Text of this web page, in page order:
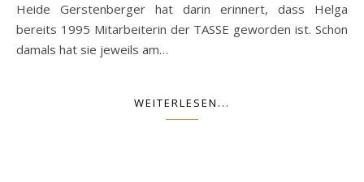
Heide Gerstenberger hat darin erinnert, dass Helga
bereits 1995 Mitarbeiterin der TASSE geworden ist. Schon
damals hat sie jeweils am…
WEITERLESEN...